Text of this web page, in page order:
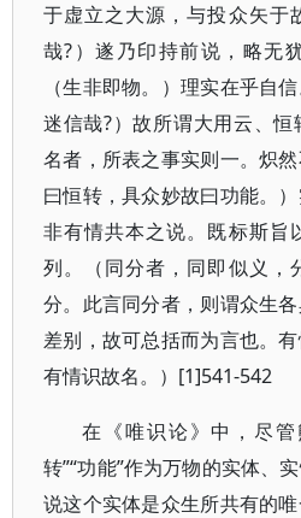
于虚立之大源，与投众矢于
哉?）遂乃印持前说，略无
（生非即物。）理实在乎自
迷信哉?）故所谓大用云、
名者，所表之事实则一。炽
曰恒转，具众妙故曰功能。
非有情共本之说。既标斯旨
列。（同分者，同即似义，
分。此言同分者，则谓众生
差别，故可总括而为言也。
有情识故名。）[1]541-542
在《唯识论》中，尽管
转”“功能”作为万物的实体、
说这个实体是众生所共有的